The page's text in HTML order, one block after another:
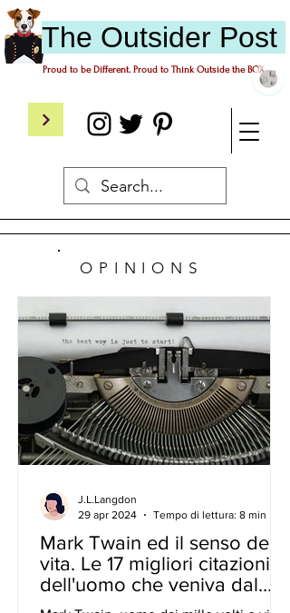
Proud to be Different. Proud to Think Outside the BOX.
The Outsider Post
OPINIONS
Mark Twain ed il senso della
vita. Le 17 migliori citazioni
dell'uomo che veniva dal
futuro.
J.L.Langdon
29 apr 2024
Tempo di lettura: 8 min